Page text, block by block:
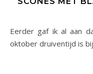
Eerder gaf ik al aan dat het vanaf augustus tot en met
oktober druiventijd is